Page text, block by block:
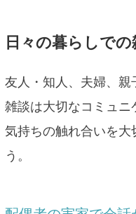
日々の暮らしで
友人・知人、夫婦、
雑談は大切なコミュニ
気持ちの触れ合いを大
う。